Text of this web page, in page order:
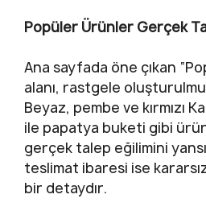
Popüler Ürünler Gerçek
Ana sayfada öne çıkan
alanı, rastgele
Beyaz, pembe ve kırmızı
ile papatya buketi gibi
gerçek talep eğilimini
teslimat ibaresi ise
bir detaydır.